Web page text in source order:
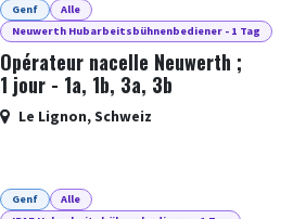
Genf
Alle
Neuwerth Hubarbeitsbühnenbediener - 1 Tag
Opérateur nacelle Neuwerth ;
1 jour - 1a, 1b, 3a, 3b
Le Lignon,Schweiz
Genf
Alle